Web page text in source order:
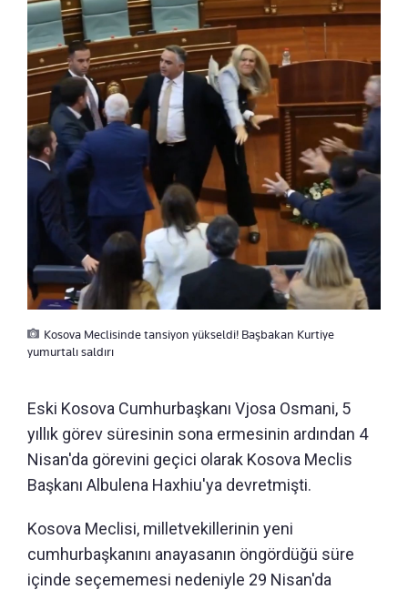
Kosova Meclisinde tansiyon yükseldi! Başbakan Kurtiye
yumurtalı saldırı
Eski Kosova Cumhurbaşkanı Vjosa Osmani, 5
yıllık görev süresinin sona ermesinin ardından 4
Nisan'da görevini geçici olarak Kosova Meclis
Başkanı Albulena Haxhiu'ya devretmişti.
Kosova Meclisi, milletvekillerinin yeni
cumhurbaşkanını anayasanın öngördüğü süre
içinde seçememesi nedeniyle 29 Nisan'da